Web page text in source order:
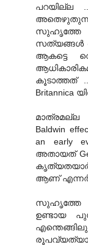
പറയില്ല
സുഹൃത്തേ ..
സത്യങ്ങള്‍
ആകട്ടെ
കൂടാത്തത് ..
മാത്രമല്ല
Baldwin
an early
അതായത്
ആണ്
സുഹൃത്തേ
ഉണ്ടായ